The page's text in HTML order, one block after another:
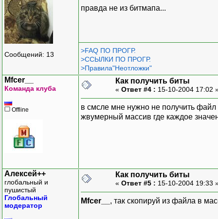
Сообщений: 13
правда не из битмапа...
>FAQ ПО ПРОГР.
>ССЫЛКИ ПО ПРОГР.
>Правила"Неотложки"
Mfcer__
Команда клуба
Offline
Как получить биты
« Ответ #4 : 15-10-2004 17:02
в смсле мне нужно не получить файл
жвумерный массив где каждое
Алексей++
глобальный и
пушистый
Глобальный
модератор
Как получить биты
« Ответ #5 : 15-10-2004 19:33
Mfcer__ , так скопируй из файла в